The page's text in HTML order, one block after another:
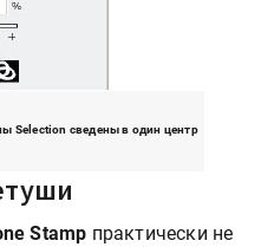
Selection сведены в один центр
Stamp практически не